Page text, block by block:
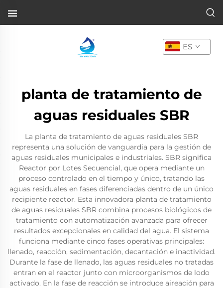
ES
planta de tratamiento de
aguas residuales SBR
La planta de tratamiento de aguas residuales SBR
representa una solución de vanguardia para la gestión de
aguas residuales municipales e industriales. SBR significa
Reactor por Lotes Secuencial, que opera mediante un
proceso controlado en el tiempo y único, tratando las
aguas residuales en fases diferenciadas dentro de un único
recipiente reactor. Esta innovadora planta de tratamiento
de aguas residuales SBR combina procesos biológicos de
tratamiento con automatización avanzada para ofrecer
resultados excepcionales en calidad del agua. El sistema
funciona mediante cinco fases operativas principales:
llenado, reacción, sedimentación, decantación e inactividad.
Durante la fase de llenado, las aguas residuales no tratadas
entran en el reactor junto con microorganismos de lodo
activado. En la fase de reacción se introduce aireación para